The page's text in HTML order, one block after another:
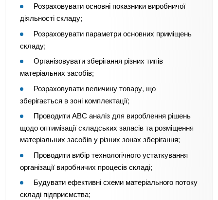
Розраховувати основні показники виробничої
діяльності складу;
Розраховувати параметри основних приміщень
складу;
Організовувати зберігання різних типів
матеріальних засобів;
Розраховувати величину товару, що
зберігається в зоні комплектації;
Проводити АВС аналіз для вироблення рішень
щодо оптимізації складських запасів та розміщення
матеріальних засобів у різних зонах зберігання;
Проводити вибір технологічного устаткування
організації виробничих процесів складі;
Будувати ефективні схеми матеріального потоку
складі підприємства;